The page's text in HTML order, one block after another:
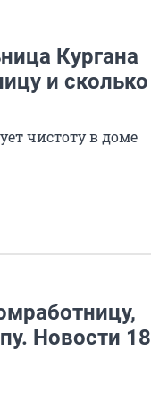
Кургана
и сколько
чистоту в доме
Новости 18